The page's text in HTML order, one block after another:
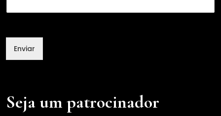
o
Enviar
Seja um patrocinador